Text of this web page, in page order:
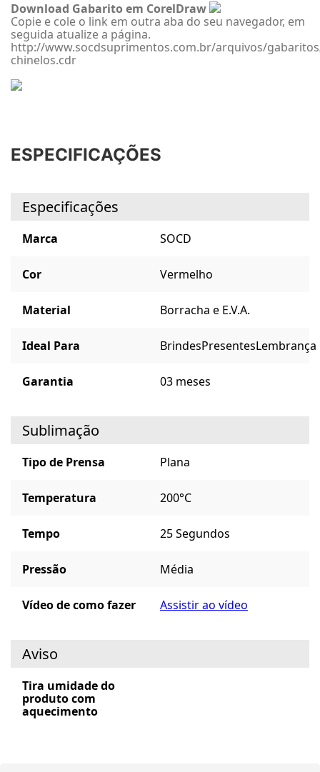
Download Gabarito em CorelDraw
Copie e cole o link em outra aba do seu navegador, em
seguida atualize a página.
http://www.socdsuprimentos.com.br/arquivos/
chinelos.cdr
ESPECIFICAÇÕES
Especificações
Marca SOCD
Cor Vermelho
Material Borracha e E.V.A.
Ideal Para BrindesPresentesLembrança
Garantia 03 meses
Sublimação
Tipo de Prensa Plana
Temperatura 200°C
Tempo 25 Segundos
Pressão Média
Vídeo de como fazer Assistir ao vídeo
Aviso
Tira umidade do
produto com
aquecimento